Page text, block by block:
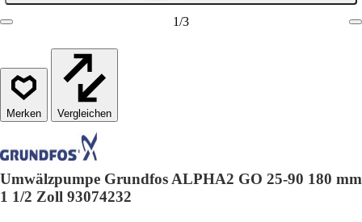
1/3
Vergleichen
Umwälzpumpe Grundfos ALPHA2 GO 25-90 180 mm
1 1/2 Zoll 93074232